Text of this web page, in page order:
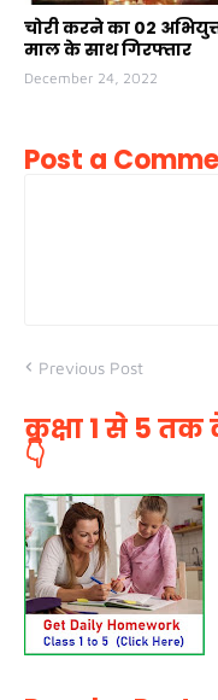
चोरी करने का 02
माल के साथ गिरफ्तार
December 24, 2022
Post a
Previous Post
कक्षा 1 से 5 तक
👇